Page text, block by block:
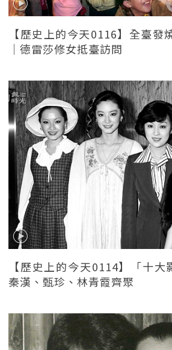
【歷史上的今天0116】全臺發
｜德雷莎修女抵臺訪問
【歷史上的今天0114】「十
秦漢、甄珍、林青霞齊聚